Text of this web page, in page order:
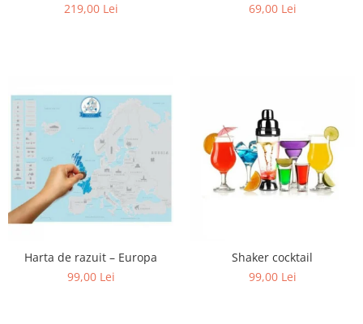
219,00 Lei
69,00 Lei
Harta de razuit – Europa
99,00 Lei
Shaker cocktail
99,00 Lei